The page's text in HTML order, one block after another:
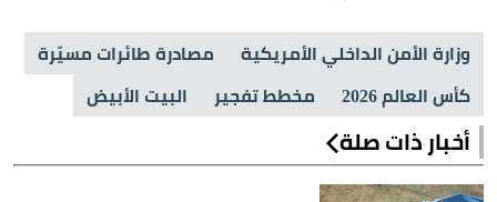
وزارة الأمن الداخلي الأمريكية
مصادرة طائرات مسيّرة
كأس العالم 2026
مخطط تفجير البيت الأبيض
أخبار ذات صلة